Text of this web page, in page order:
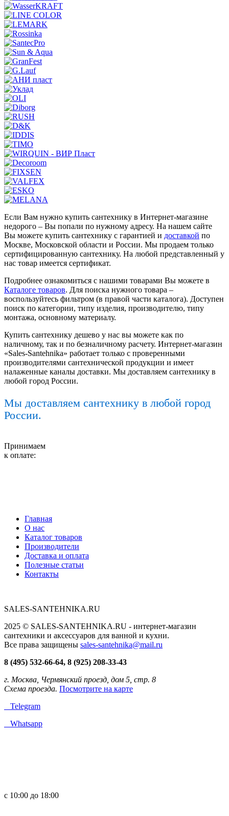
Если Вам нужно купить сантехнику в Интернет-магазине
недорого – Вы попали по нужному адресу. На нашем сайте
Вы можете купить сантехнику с гарантией и доставкой по
Москве, Московской области и России. Мы продаем только
сертифицированную сантехнику. На любой представленный у
нас товар имеется сертификат.
Подробнее ознакомиться с нашими товарами Вы можете в
Каталоге товаров. Для поиска нужного товара –
воспользуйтесь фильтром (в правой части каталога). Доступен
поиск по категории, типу изделия, производителю, типу
монтажа, основному материалу.
Купить сантехнику дешево у нас вы можете как по
наличному, так и по безналичному расчету. Интернет-магазин
«Sales-Santehnika» работает только с проверенными
производителями сантехнической продукции и имеет
налаженные каналы доставки. Мы доставляем сантехнику в
любой город России.
Мы доставляем сантехнику в любой город
России.
Принимаем
к оплате:
Главная
О нас
Каталог товаров
Производители
Доставка и оплата
Полезные статьи
Контакты
SALES-SANTEHNIKA.RU
2025 © SALES-SANTEHNIKA.RU - интернет-магазин
сантехники и аксессуаров для ванной и кухни.
Все права защищены sales-santehnika@mail.ru
8 (495) 532-66-64, 8 (925) 208-33-43
г. Москва, Чермянский проезд, дом 5, стр. 8
Схема проезда. Посмотрите на карте
Telegram
Whatsapp
с 10:00 до 18:00